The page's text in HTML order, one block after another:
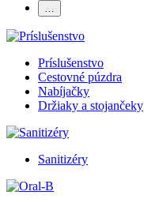
…
Príslušenstvo
Cestovné púzdra
Nabíjačky
Držiaky a stojančeky
Sanitizéry